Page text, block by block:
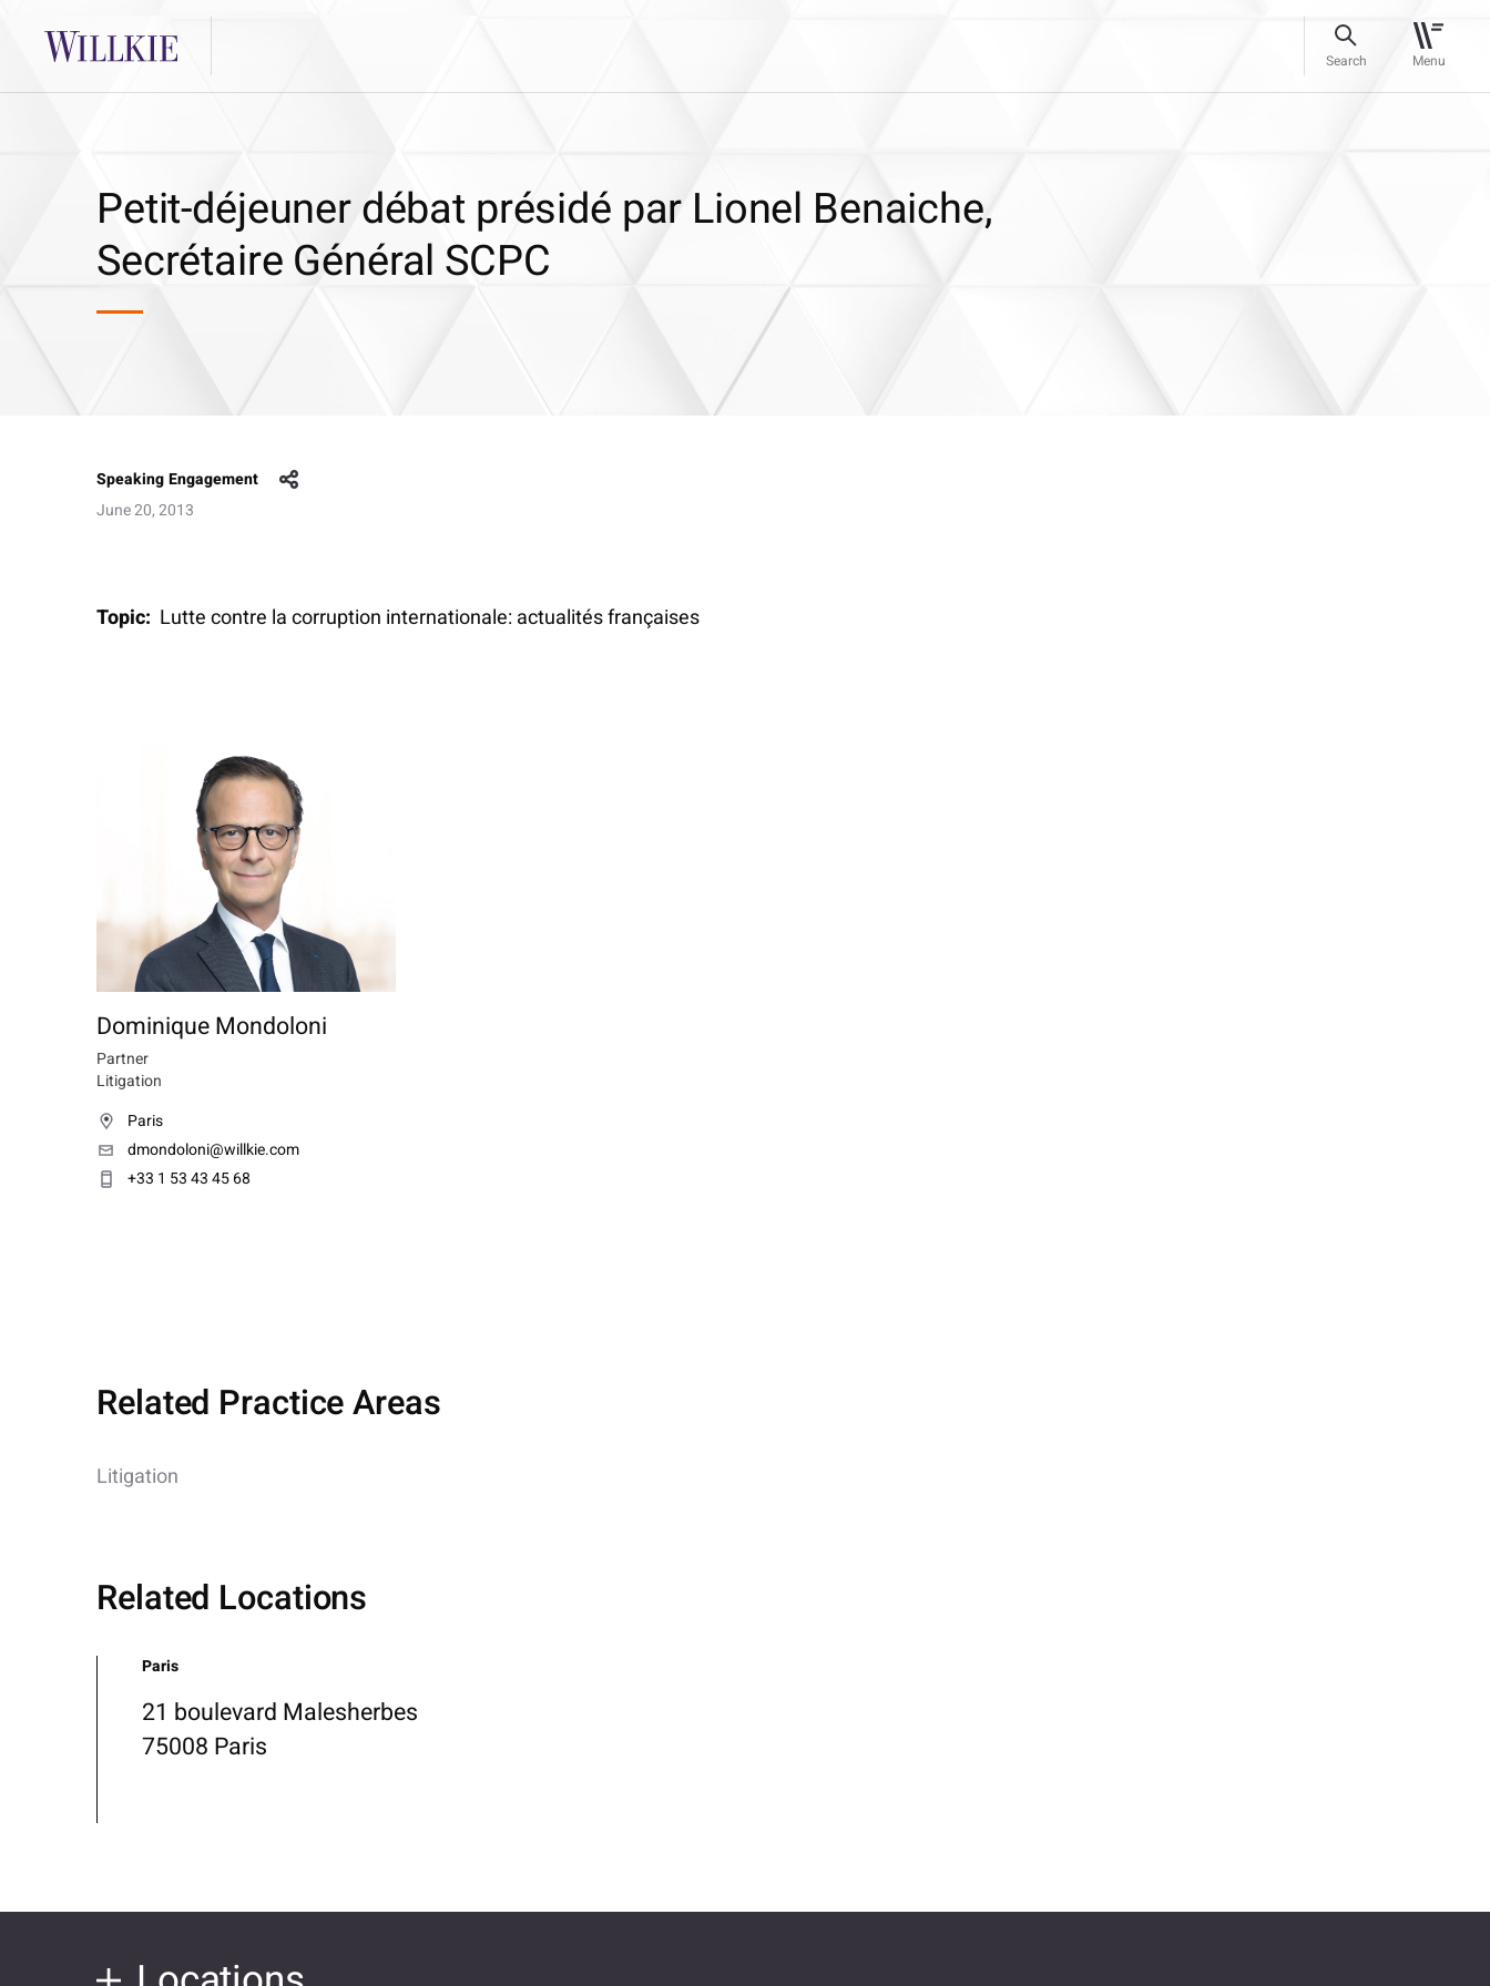
Search Menu
Petit-déjeuner débat présidé par Lionel Benaiche,
Secrétaire Général SCPC
Speaking Engagement
June 20, 2013
Topic: Lutte contre la corruption internationale: actualités françaises
Dominique Mondoloni
Partner
Litigation
Paris
dmondoloni@willkie.com
+33 1 53 43 45 68
Related Practice Areas
Litigation
Related Locations
Paris
21 boulevard Malesherbes
75008 Paris